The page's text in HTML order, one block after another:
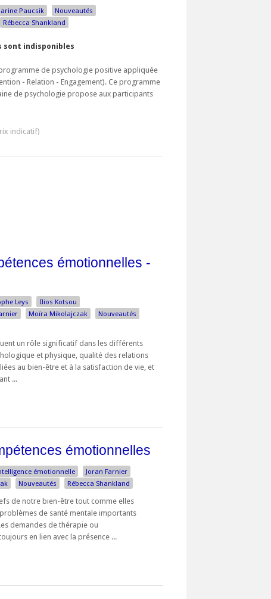
Paucsik
Nouveautés
Rébecca Shankland
sont indisponibles
de psychologie positive appliquée
- Relation - Engagement). Ce programme
de psychologie propose aux participants
émotionnelles -
Leys
Ilios Kotsou
Moïra Mikolajczak
Nouveautés
un rôle significatif dans les différents
et physique, qualité des relations
au bien-être et à la satisfaction de vie, et
...
émotionnelles
émotionnelle
Joran Farnier
Nouveautés Rébecca Shankland
de notre bien-être tout comme elles
de santé mentale importants
demandes de thérapie ou
en lien avec la présence ...